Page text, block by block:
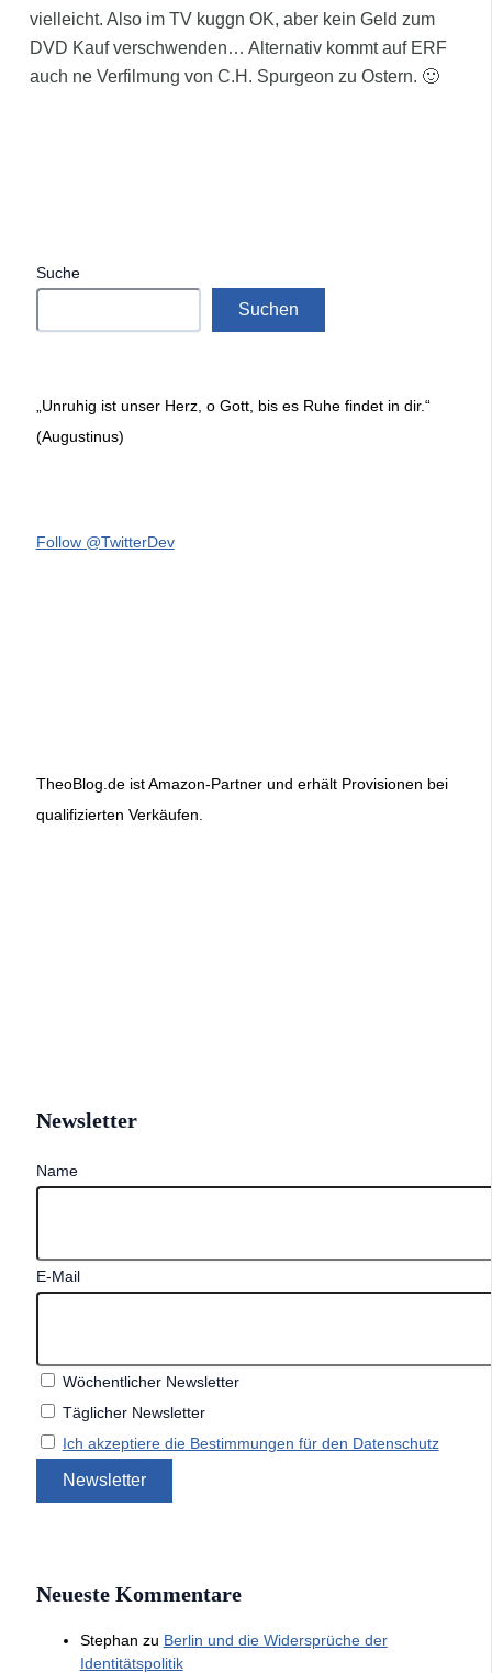
vielleicht. Also im TV kuggn OK, aber kein Geld zum
DVD Kauf verschwenden… Alternativ kommt auf ERF
auch ne Verfilmung von C.H. Spurgeon zu Ostern. 🙂
Suche
Suchen
„Unruhig ist unser Herz, o Gott, bis es Ruhe findet in dir.“
(Augustinus)
Follow @TwitterDev
TheoBlog.de ist Amazon-Partner und erhält Provisionen bei
qualifizierten Verkäufen.
Newsletter
Name
E-Mail
Wöchentlicher Newsletter
Täglicher Newsletter
Ich akzeptiere die Bestimmungen für den Datenschutz
Neueste Kommentare
Stephan zu Berlin und die Widersprüche der
Identitätspolitik